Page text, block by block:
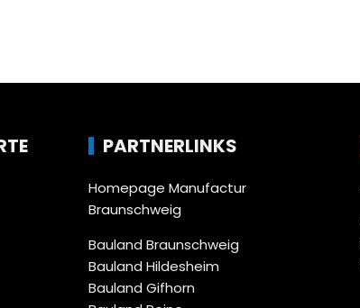
PARTNERLINKS
Homepage Manufactur
Braunschweig
Bauland Braunschweig
Bauland Hildesheim
Bauland Gifhorn